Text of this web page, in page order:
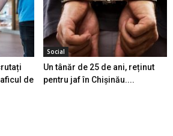
de
Social
Un tânăr de 25 de ani, reținut
pentru jaf în Chișinău....